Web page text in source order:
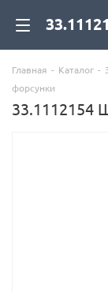
Главная - Каталог -
форсунки
33.1112154